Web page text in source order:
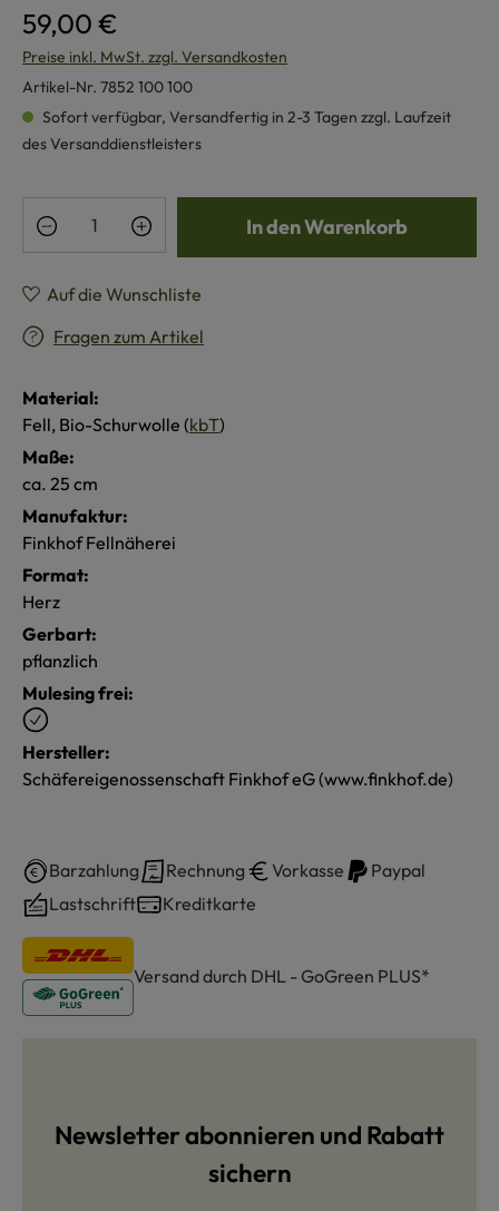
59,00 €
Preise inkl. MwSt. zzgl. Versandkosten
Artikel-Nr. 7852 100 100
Sofort verfügbar, Versandfertig in 2-3 Tagen zzgl. Laufzeit
des Versanddienstleisters
Produkt Anzahl: Gib den gewünschten
In den Warenkorb
Auf die Wunschliste
Fragen zum Artikel
Material:
Fell, Bio-Schurwolle (kbT)
Maße:
ca. 25 cm
Manufaktur:
Finkhof Fellnäherei
Format:
Herz
Gerbart:
pflanzlich
Mulesing frei:
Hersteller:
Schäfereigenossenschaft Finkhof eG (www.finkhof.de)
Barzahlung Rechnung Vorkasse
Paypal
Lastschrift
Kreditkarte
Versand durch DHL - GoGreen PLUS*
Newsletter abonnieren und Rabatt
sichern